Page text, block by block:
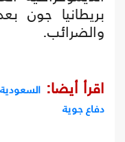
بريطانيا جون
والضرائب.
اقرأ أيضا:
دفاع جوية